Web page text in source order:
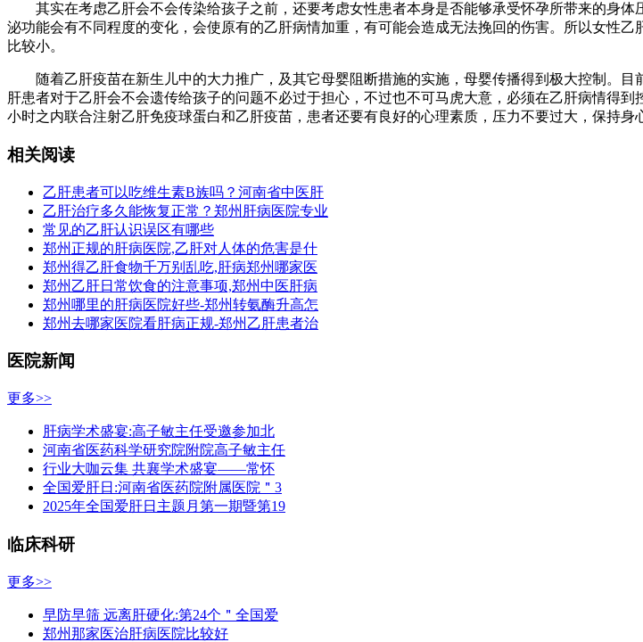
其实在考虑乙肝会不会传染给孩子之前，还要考虑女性患者本身是否能够承受怀孕所带来的身体
泌功能会有不同程度的变化，会使原有的乙肝病情加重，有可能会造成无法挽回的伤害。所以女性
比较小。
随着乙肝疫苗在新生儿中的大力推广，及其它母婴阻断措施的实施，母婴传播得到极大控制。目
肝患者对于乙肝会不会遗传给孩子的问题不必过于担心，不过也不可马虎大意，必须在乙肝病情得
小时之内联合注射乙肝免疫球蛋白和乙肝疫苗，患者还要有良好的心理素质，压力不要过大，保持身
相关阅读
乙肝患者可以吃维生素B族吗？河南省中医肝
乙肝治疗多久能恢复正常？郑州肝病医院专业
常见的乙肝认识误区有哪些
郑州正规的肝病医院,乙肝对人体的危害是什
郑州得乙肝食物千万别乱吃,肝病郑州哪家医
郑州乙肝日常饮食的注意事项,郑州中医肝病
郑州哪里的肝病医院好些-郑州转氨酶升高怎
郑州去哪家医院看肝病正规-郑州乙肝患者治
医院新闻
更多>>
肝病学术盛宴:高子敏主任受邀参加北
河南省医药科学研究院附院高子敏主任
行业大咖云集 共襄学术盛宴——常怀
全国爱肝日:河南省医药院附属医院＂3
2025年全国爱肝日主题月第一期暨第19
临床科研
更多>>
早防早筛 远离肝硬化:第24个＂全国爱
郑州那家医治肝病医院比较好